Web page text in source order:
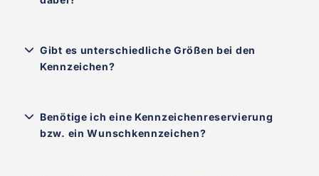
Gibt es unterschiedliche Größen bei den
Kennzeichen?
Benötige ich eine Kennzeichenreservierung
bzw. ein Wunschkennzeichen?